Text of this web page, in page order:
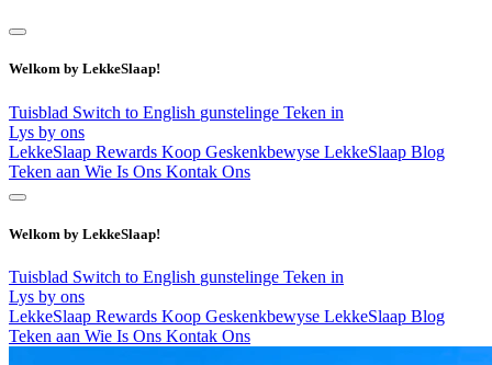
Welkom by LekkeSlaap!
Tuisblad Switch to English gunstelinge Teken in
Lys by ons
LekkeSlaap Rewards Koop Geskenkbewyse LekkeSlaap Blog
Teken aan Wie Is Ons Kontak Ons
Welkom by LekkeSlaap!
Tuisblad Switch to English gunstelinge Teken in
Lys by ons
LekkeSlaap Rewards Koop Geskenkbewyse LekkeSlaap Blog
Teken aan Wie Is Ons Kontak Ons